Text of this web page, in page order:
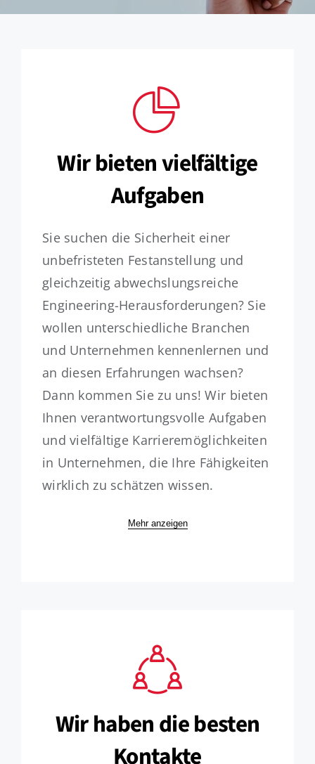
Wir bieten vielfältige
Aufgaben
Sie suchen die Sicherheit einer
unbefristeten Festanstellung und
gleichzeitig abwechslungsreiche
Engineering-Herausforderungen? Sie
wollen unterschiedliche Branchen
und Unternehmen kennenlernen und
an diesen Erfahrungen wachsen?
Dann kommen Sie zu uns! Wir bieten
Ihnen verantwortungsvolle Aufgaben
und vielfältige Karrieremöglichkeiten
in Unternehmen, die Ihre Fähigkeiten
wirklich zu schätzen wissen.
Mehr anzeigen
Wir haben die besten
Kontakte